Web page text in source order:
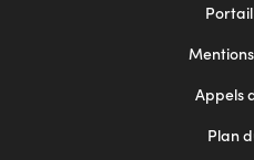
Appels
Plan